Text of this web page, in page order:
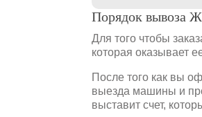
Порядок вывоза
Для того чтобы
которая оказывает
После того как вы
выезда машины и
выставит счет,